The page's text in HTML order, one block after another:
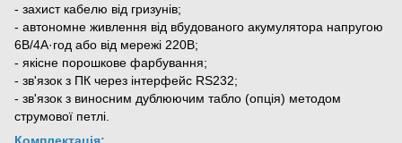
- захист кабелю від гризунів;
- автономне живлення від вбудованого акумулятора напругою
6В/4А·год або від мережі 220В;
- якісне порошкове фарбування;
- зв'язок з ПК через інтерфейс RS232;
- зв'язок з виносним дублюючим табло (опція) методом
струмової петлі.
Комплектація: